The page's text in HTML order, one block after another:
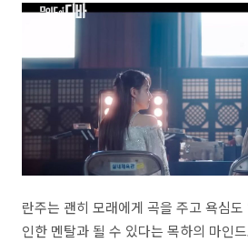
란주는 괜히 모래에게 곡을 주고 욕심
인한 멘탈과 될 수 있다는 목하의 마인